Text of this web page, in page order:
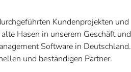
Kundenprojekten und
Hasen in unserem Geschäft und
Software in Deutschland.
und beständigen Partner.